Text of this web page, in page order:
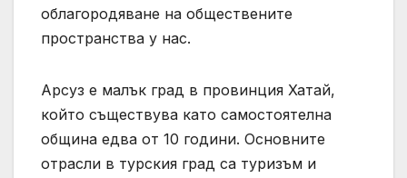
облагородяване на обществените
пространства у нас.
Арсуз е малък град в провинция Хатай,
който съществува като самостоятелна
община едва от 10 години. Основните
отрасли в турския град са туризъм и